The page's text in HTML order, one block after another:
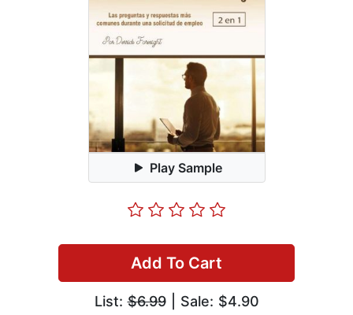
Play Sample
Add To Cart
List:$6.99| Sale: $4.90